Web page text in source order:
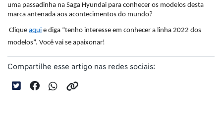
uma passadinha na Saga Hyundai para conhecer os modelos desta
marca antenada aos acontecimentos do mundo?
Clique aqui e diga “tenho interesse em conhecer a linha 2022 dos
modelos”. Você vai se apaixonar!
Compartilhe esse artigo nas redes sociais: